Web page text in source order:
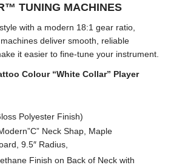
TUNING MACHINES
with a modern 18:1 gear ratio,
deliver smooth, reliable
it easier to fine-tune your instrument.
Colour “White Collar” Player
Polyester Finish)
Neck Shap, Maple
9.5″ Radius,
Finish on Back of Neck with